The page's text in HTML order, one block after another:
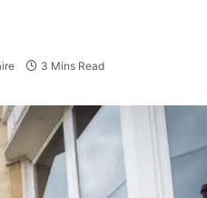
3 Mins Read